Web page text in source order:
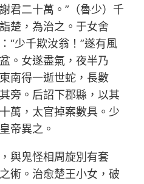
君二十萬。”（魯少）千
楚，為治之。于女舍
“少千欺汝翁！”遂有風
。女遂盡氣，夜半乃
南得一逝世蛇，長數
旁。后詔下郡縣，以其
萬，太官掉案數具。少
帝異之。
與鬼怪相周旋別有套
術。治愈楚王小女，破